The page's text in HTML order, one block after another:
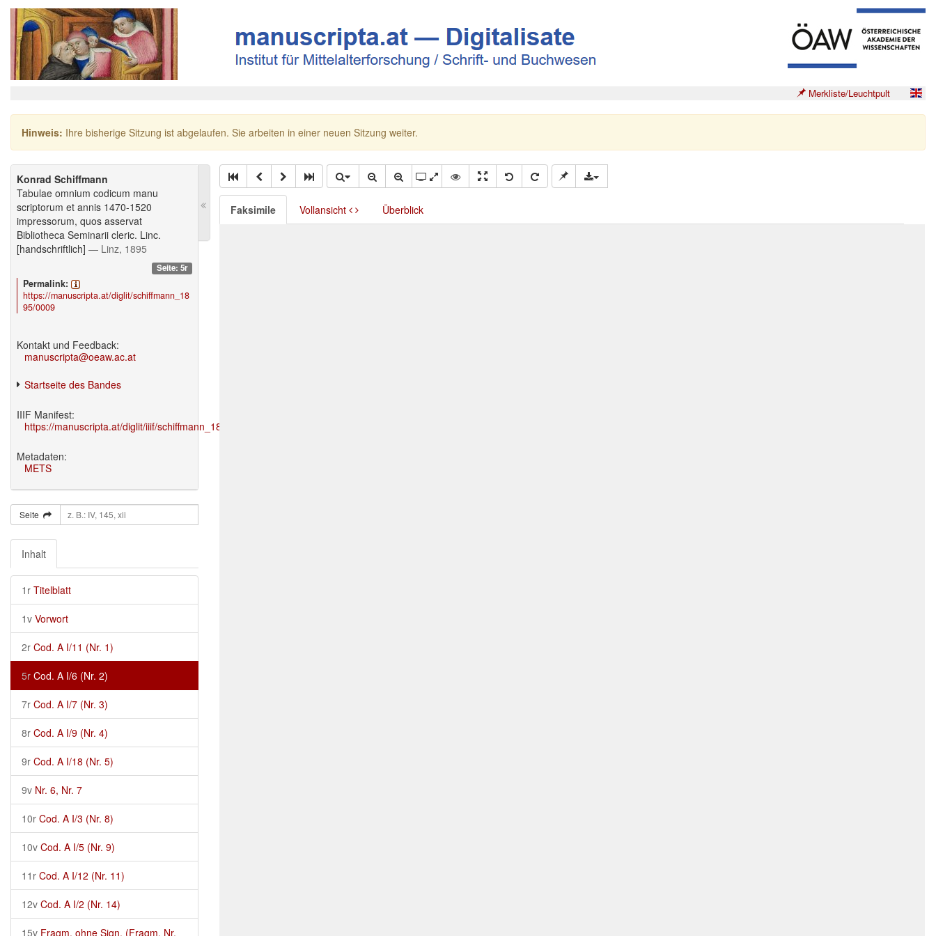
Merkliste/Leuchtpult
Hinweis: Ihre bisherige Sitzung ist abgelaufen. Sie arbeiten in einer neuen Sitzung weiter.
Konrad Schiffmann
Tabulae omnium codicum manu
scriptorum et annis 1470-1520
impressorum, quos asservat
Bibliotheca Seminarii cleric. Linc.
[handschriftlich] — Linz, 1895
Seite: 5r
Permalink:
https://manuscripta.at/diglit/schiffmann_18
95/0009
Kontakt und Feedback:
manuscripta@oeaw.ac.at
Startseite des Bandes
IIIF Manifest:
https://manuscripta.at/diglit/iiif/schiffmann_1895/manifest.json
Metadaten:
METS
Seite
Inhalt
1r Titelblatt
1v Vorwort
2r Cod. A I/11 (Nr. 1)
5r Cod. A I/6 (Nr. 2)
7r Cod. A I/7 (Nr. 3)
8r Cod. A I/9 (Nr. 4)
9r Cod. A I/18 (Nr. 5)
9v Nr. 6, Nr. 7
10r Cod. A I/3 (Nr. 8)
10v Cod. A I/5 (Nr. 9)
11r Cod. A I/12 (Nr. 11)
12v Cod. A I/2 (Nr. 14)
15v Fragm. ohne Sign. (Fragm. Nr.
Faksimile Vollansicht Überblick